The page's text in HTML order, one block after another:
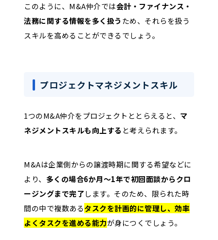
このように、M&A仲介では会計・ファイナンス・
法務に関する情報を多く扱う ため、それらを扱う
スキルを高めることができるでしょう。
プロジェクトマネジメントスキル
1つのM&A仲介をプロジェクトととらえると、 マ
ネジメントスキルも向上する と考えられます。
M&Aは企業側からの譲渡時期に関する希望などに
より、 多くの場合6か月〜1年で初回面談からクロ
ージングまで完了します。そのため、限られた時
間の中で複数あるタスクを計画的に管理し、効率
よくタスクを進める能力が身につくでしょう。